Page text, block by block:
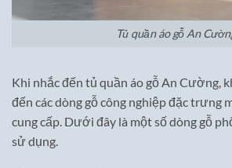
Tủ quần áo gỗ An
Khi nhắc đến tủ quần áo gỗ An Cường,
đến các dòng gỗ công nghiệp đặc trưng
cung cấp. Dưới đây là một số dòng gỗ
sử dụng.